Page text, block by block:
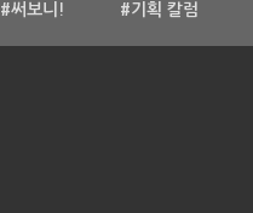
#써보니! #기획 칼럼